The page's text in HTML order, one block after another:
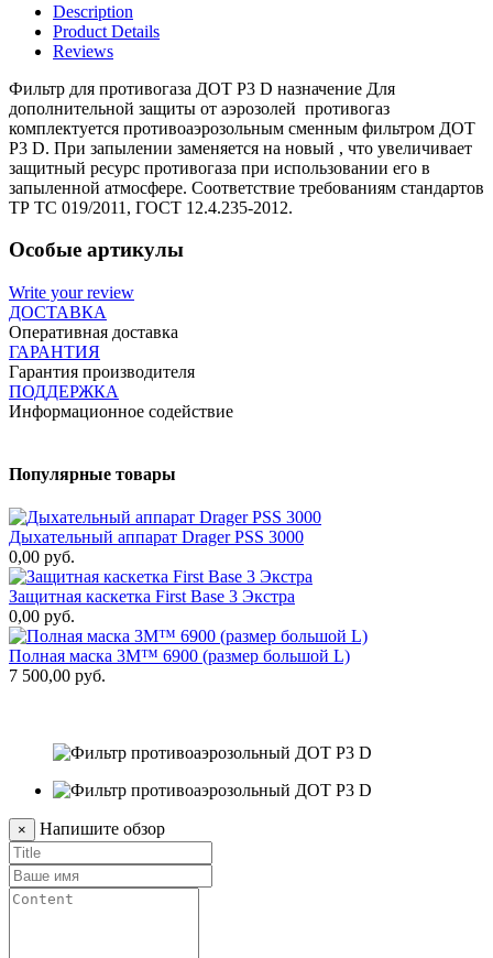
Description
Product Details
Reviews
Фильтр для противогаза ДОТ Р3 D назначение Для
дополнительной защиты от аэрозолей противогаз
комплектуется противоаэрозольным сменным фильтром ДОТ
Р3 D. При запылении заменяется на новый , что увеличивает
защитный ресурс противогаза при использовании его в
запыленной атмосфере. Соответствие требованиям стандартов
ТР ТС 019/2011, ГОСТ 12.4.235-2012.
Особые артикулы
Write your review
ДОСТАВКА
Оперативная доставка
ГАРАНТИЯ
Гарантия производителя
ПОДДЕРЖКА
Информационное содействие
Популярные товары
Дыхательный аппарат Drager PSS 3000
0,00 руб.
Защитная каскетка First Base 3 Экстра
0,00 руб.
Полная маска 3M™ 6900 (размер большой L)
7 500,00 руб.
× Напишите обзор